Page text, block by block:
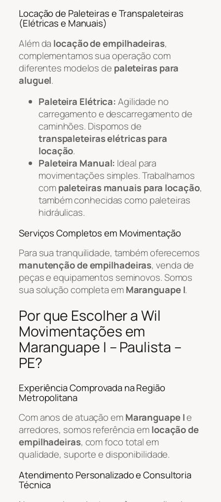
Locação de Paleteiras e Transpaleteiras
(Elétricas e Manuais)
Além da locação de empilhadeiras,
complementamos sua operação com
diferentes modelos de paleteiras para
aluguel.
Paleteira Elétrica:Agilidade no
carregamento e descarregamento de
caminhões. Dispomos de
transpaleteiras elétricas para
locação.
Paleteira Manual: Ideal para
movimentações simples. Trabalhamos
compaleteiras manuais para locação,
também conhecidas como paleteiras
hidráulicas.
Serviços Completos em Movimentação
Para sua tranquilidade, também oferecemos
manutenção de empilhadeiras, venda de
peças e equipamentos seminovos. Somos
sua solução completa emMaranguape I.
Por que Escolher a Wil
Movimentações em
Maranguape I – Paulista –
PE?
Experiência Comprovada na Região
Metropolitana
Com anos de atuação emMaranguape Ie
arredores, somos referência emlocação de
empilhadeiras, com foco total em
qualidade, suporte e disponibilidade.
Atendimento Personalizado e Consultoria
Técnica